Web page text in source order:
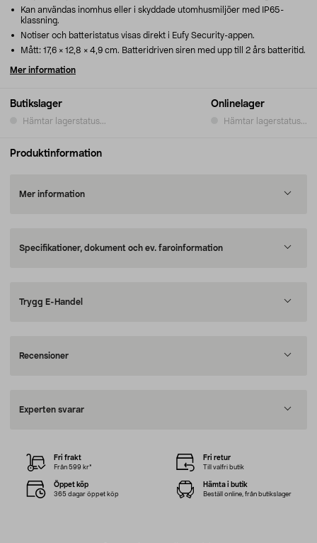
Butikslager
Hämtar lagerstatus...
Onlinelager
Hämtar lagerstatus...
Kan användas inomhus eller i skyddade utomhusmiljöer med IP65-
klassning.
Notiser och batteristatus visas direkt i Eufy Security-appen.
Mått: 17,6 × 12,8 × 4,9 cm. Batteridriven siren med upp till 2 års batteritid.
Mer information
Produktinformation
Mer information
Specifikationer, dokument och ev. faroinformation
Trygg E-Handel
Recensioner
Experten svarar
Fri frakt
Från 599 kr*
Fri retur
Till valfri butik
Öppet köp
365 dagar öppet köp
Hämta i butik
Beställ online, från butikslager